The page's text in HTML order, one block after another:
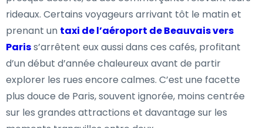
rideaux. Certains voyageurs arrivant tôt le matin et
prenant un taxi de l’aéroport de Beauvais vers
Pariss’arrêtent eux aussi dans ces cafés, profitant
d’un début d’année chaleureux avant de partir
explorer les rues encore calmes. C’est une facette
plus douce de Paris, souvent ignorée, moins centrée
sur les grandes attractions et davantage sur les